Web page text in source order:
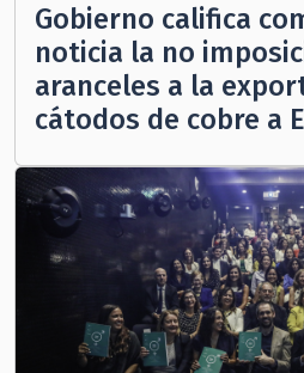
Gobierno califica
noticia la no
aranceles a la
cátodos de cobre a